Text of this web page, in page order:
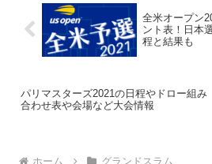
全米オープン
ント表！日本
程と結果も
パリマスターズ2021の日程やドロー組み
合わせ表や会場など大会情報
ホーム グランドスラム